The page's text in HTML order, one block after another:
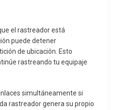
el rastreador está
puede detener
de ubicación. Esto
rastreando tu equipaje
simultáneamente si
rastreador genera su propio